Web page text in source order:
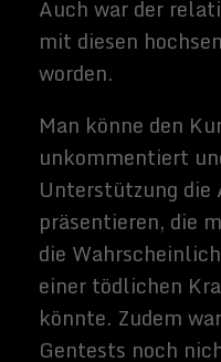
kann man mit Hilfe dieser
noch tiefer in die
und individuelle
ermitteln. Diese Berichte
Genforschung,wobei es
Unterschiede in der
nicht jeder Website oder
den Laien wirklich gut
genomapp.com
Genome Compass
DNA Doctor
livewello.com
Athletigen
codegen.eu